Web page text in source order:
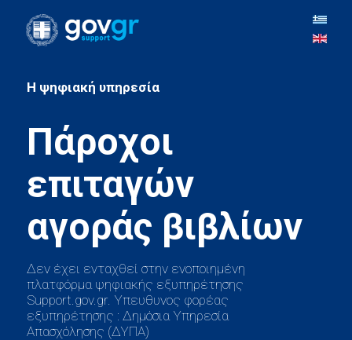
H ψηφιακή υπηρεσία
Πάροχοι
επιταγών
Δεν έχει ενταχθεί στην ενοποιημένη
πλατφόρμα ψηφιακής εξυπηρέτησης
Support.gov.gr. Υπευθυνος φορέας
εξυπηρέτησης : Δημόσια Υπηρεσία
Απασχόλησης (ΔΥΠΑ)